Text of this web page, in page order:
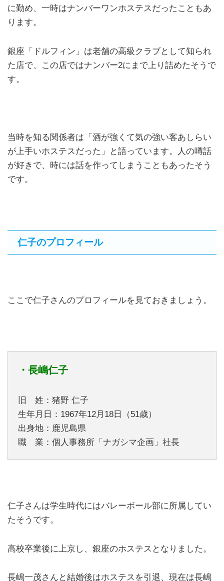
に勤め、一時はナンバーワンホステスだったこともあ
ります。
銀座「ドルフィン」は老舗の高級クラブとして知られ
た店で、この店ではナンバー2にまで上り詰めたそうで
す。
当時を知る関係者は「酒が強くて気の強い客あしらい
が上手いホステスだった」と語っています。人の噂話
が好きで、時には話を作ってしまうこともあったそう
です。
仁子のプロフィール
ここで仁子さんのプロフィールを見ておきましょう。
・長嶋仁子
旧 姓：猪野 仁子
生年月日：1967年12月18日（51歳）
出身地：鹿児島県
職 業：個人事務所「ナガシマ企画」社長
仁子さんは学生時代にはバレーボール部に所属してい
たそうです。
高校卒業後に上京し、銀座のホステスとなりました。
長嶋一茂さんと結婚後はホステスを引退、現在は長嶋